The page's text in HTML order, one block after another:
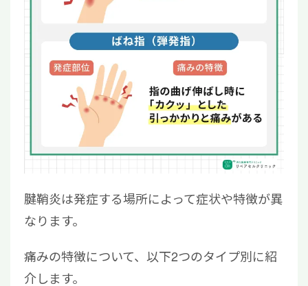
腱鞘炎は発症する場所によって症状や特徴が異
なります。
痛みの特徴について、以下2つのタイプ別に紹
介します。